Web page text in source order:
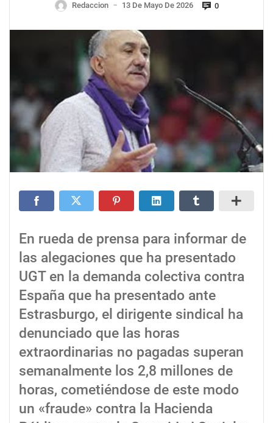
Redaccion — 13 De Mayo De 2026 0
En rueda de prensa para informar de
las alegaciones que ha presentado
UGT en la demanda colectiva contra
España que ha presentado ante
Estrasburgo, el dirigente sindical ha
denunciado que las horas
extraordinarias no pagadas superan
semanalmente los 2,8 millones de
horas, cometiéndose de este modo
un «fraude» contra la Hacienda